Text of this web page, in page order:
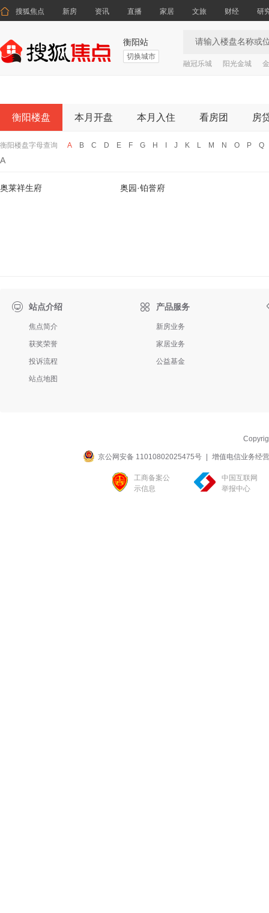
 搜狐焦点 新房 资讯 直播 家居 文旅 财经 研
衡阳站
切换城市
融冠乐城
阳光金城
衡阳楼盘 本月开盘 本月入住 看房团 房
衡阳楼盘字母查询 A B C D E F G H J K L M N O P Q
A
奥莱祥生府 奥园·铂誉府
站点介绍
焦点简介
获奖荣誉
投诉流程
站点地图
 产品服务
新房业务
家居业务
公益基金
京公网安备 11010802025475号 增值电信业务经
工商备案公
示信息
中国互联网
举报中心